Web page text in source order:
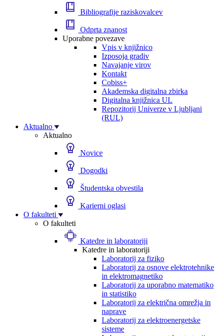
Bibliografije raziskovalcev
Odprta znanost
Uporabne povezave
Vpis v knjižnico
Izposoja gradiv
Navajanje virov
Kontakt
Cobiss+
Akademska digitalna zbirka
Digitalna knjižnica UL
Repozitorij Univerze v Ljubljani
(RUL)
Aktualno
Aktualno
Novice
Dogodki
Študentska obvestila
Karierni oglasi
O fakulteti
O fakulteti
Katedre in laboratoriji
Katedre in laboratoriji
Laboratorij za fiziko
Laboratorij za osnove elektrotehnike
in elektromagnetiko
Laboratorij za uporabno matematiko
in statistiko
Laboratorij za električna omrežja in
naprave
Laboratorij za elektroenergetske
sisteme